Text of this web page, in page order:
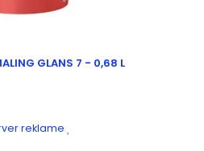
GLANS 7 - 0,68 L
reklame